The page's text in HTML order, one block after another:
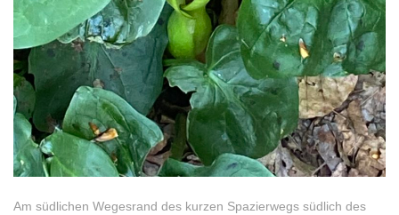
Am südlichen Wegesrand des kurzen Spazierwegs südlich des